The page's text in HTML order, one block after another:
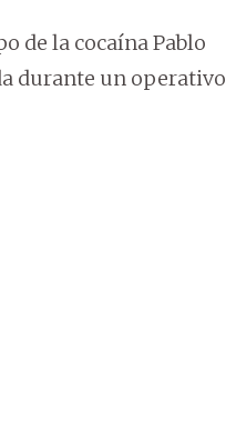
de la cocaína Pablo
durante un operativo